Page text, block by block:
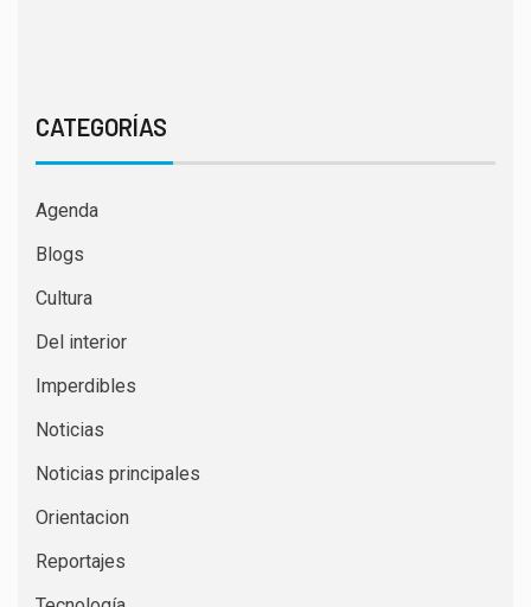
CATEGORÍAS
Agenda
Blogs
Cultura
Del interior
Imperdibles
Noticias
Noticias principales
Orientacion
Reportajes